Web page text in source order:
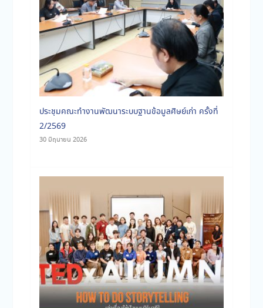
ประชุมคณะทำงานพัฒนาระบบฐานข้อมูลศิษย์เก่า ครั้งที่
2/2569
30 มิถุนายน 2026